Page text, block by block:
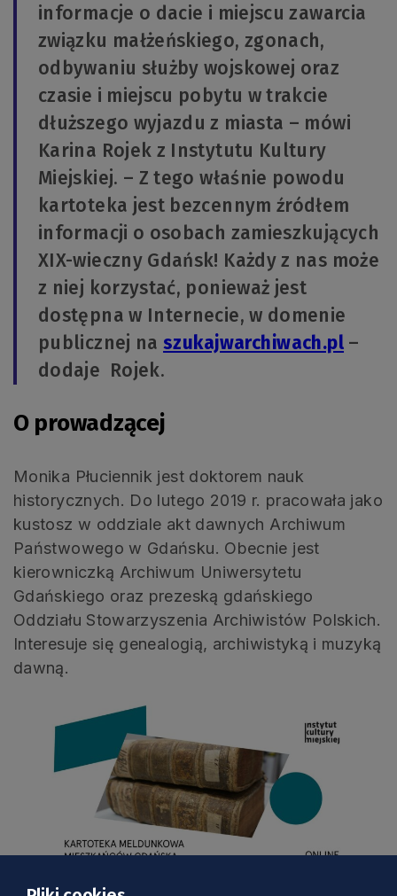
informacje o dacie i miejscu zawarcia
związku małżeńskiego, zgonach,
odbywaniu służby wojskowej oraz
czasie i miejscu pobytu w trakcie
dłuższego wyjazdu z miasta – mówi
Karina Rojek z Instytutu Kultury
Miejskiej. – Z tego właśnie powodu
kartoteka jest bezcennym źródłem
informacji o osobach zamieszkujących
XIX-wieczny Gdańsk! Każdy z nas może
z niej korzystać, ponieważ jest
dostępna w Internecie, w domenie
publicznej naszukajwarchiwach.pl –
dodaje Rojek.
O prowadzącej
Monika Płuciennik jest doktorem nauk
historycznych. Do lutego 2019 r. pracowała jako
kustosz w oddziale akt dawnych Archiwum
Państwowego w Gdańsku. Obecnie jest
kierowniczką Archiwum Uniwersytetu
Gdańskiego oraz prezeską gdańskiego
Oddziału Stowarzyszenia Archiwistów Polskich.
Interesuje się genealogią, archiwistyką i muzyką
dawną.